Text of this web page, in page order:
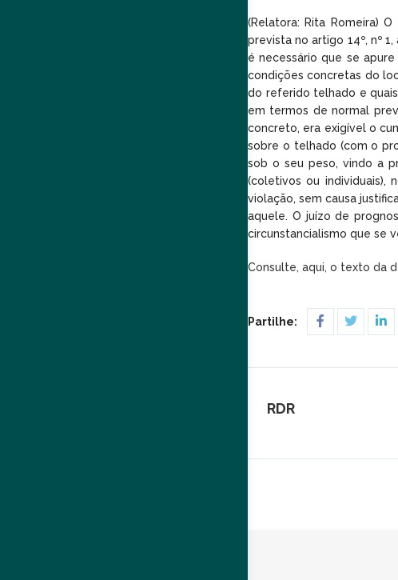
(Relatora: Rita Romeira)
prevista no artigo 14º, nº
é necessário que se
condições concretas do
do referido telhado e
em termos de normal
concreto, era exigível o
sobre o telhado (com o
sob o seu peso, vindo a
(coletivos ou individuais),
violação, sem causa
aquele. O juízo de
circunstancialismo que se
Consulte, aqui, o texto da
Partilhe:
RDR